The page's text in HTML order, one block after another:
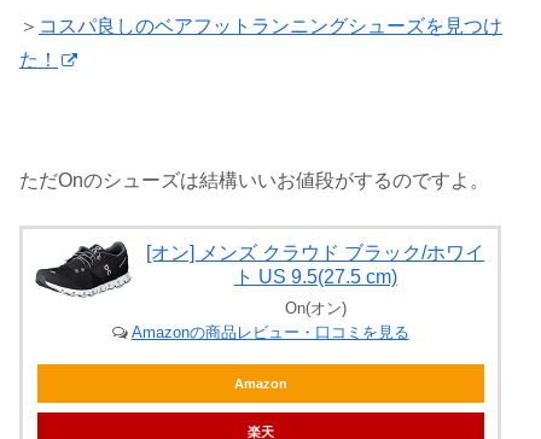
＞ コスパ良しのベアフットランニングシューズを見つけ
た！
ただOnのシューズは結構いいお値段がするのですよ。
[オン] メンズ クラウド ブラック/ホワイ
ト US 9.5(27.5 cm)
On(オン)
Amazonの商品レビュー・口コミを見る
Amazon
楽天